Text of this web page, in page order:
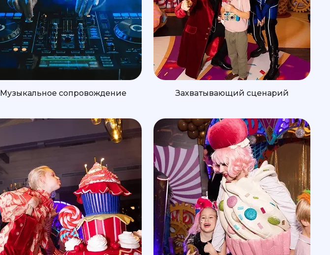
Музыкальное сопровождение Захватывающий сценарий